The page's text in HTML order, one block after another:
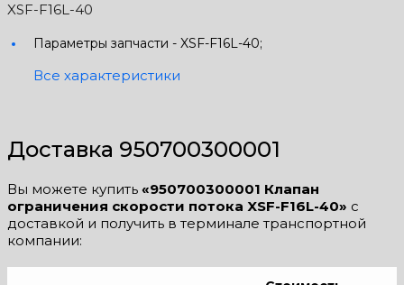
XSF-F16L-40
Параметры запчасти - XSF-F16L-40;
Все характеристики
Доставка 950700300001
Вы можете купить «950700300001 Клапан
ограничения скорости потока XSF-F16L-40» с
доставкой и получить в терминале транспортной
компании: